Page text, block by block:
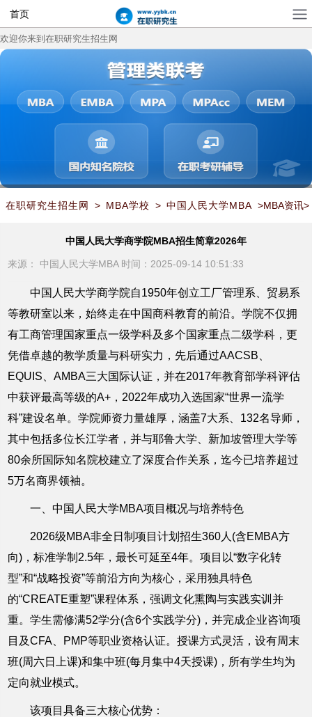
首页
欢迎你来到在职研究生招生网
在职研究生招生网 > MBA学校 > 中国人民大学MBA >MBA资讯>
中国人民大学商学院MBA招生简章2026年
中国人民大学商学院MBA招生简章2026年
来源： 中国人民大学MBA 时间：2025-09-14 10:51:33
中国人民大学商学院自1950年创立工厂管理系、贸易系
等教研室以来，始终走在中国商科教育的前沿。学院不仅拥
有工商管理国家重点一级学科及多个国家重点二级学科，更
凭借卓越的教学质量与科研实力，先后通过AACSB、
EQUIS、AMBA三大国际认证，并在2017年教育部学科评估
中获评最高等级的A+，2022年成功入选国家“世界一流学
科”建设名单。学院师资力量雄厚，涵盖7大系、132名导师，
其中包括多位长江学者，并与耶鲁大学、新加坡管理大学等
80余所国际知名院校建立了深度合作关系，迄今已培养超过
5万名商界领袖。
一、中国人民大学MBA项目概况与培养特色
2026级MBA非全日制项目计划招生360人(含EMBA方
向)，标准学制2.5年，最长可延至4年。项目以“数字化转
型”和“战略投资”等前沿方向为核心，采用独具特色
的“CREATE重塑”课程体系，强调文化熏陶与实践实训并
重。学生需修满52学分(含6个实践学分)，并完成企业咨询项
目及CFA、PMP等职业资格认证。授课方式灵活，设有周末
班(周六日上课)和集中班(每月集中4天授课)，所有学生均为
定向就业模式。
该项目具备三大核心优势：